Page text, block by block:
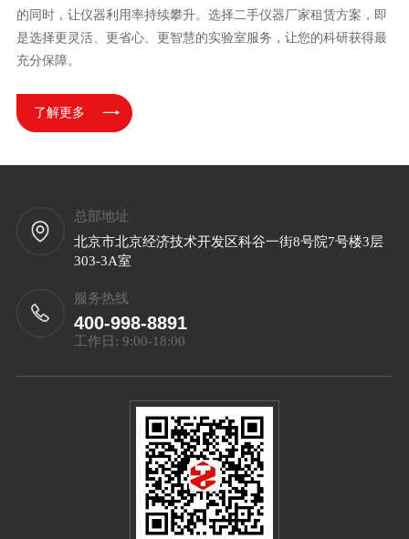
的同时，让仪器利用率持续攀升。选择二手仪器厂家租赁方案，即
是选择更灵活、更省心、更智慧的实验室服务，让您的科研获得最
充分保障。
了解更多
总部地址
北京市北京经济技术开发区科谷一街8号院7号楼3层
303-3A室
服务热线
400-998-8891
工作日: 9:00-18:00